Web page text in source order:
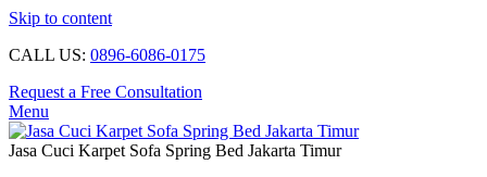
Skip to content
CALL US: 0896-6086-0175
Request a Free Consultation
Menu
Jasa Cuci Karpet Sofa Spring Bed Jakarta Timur